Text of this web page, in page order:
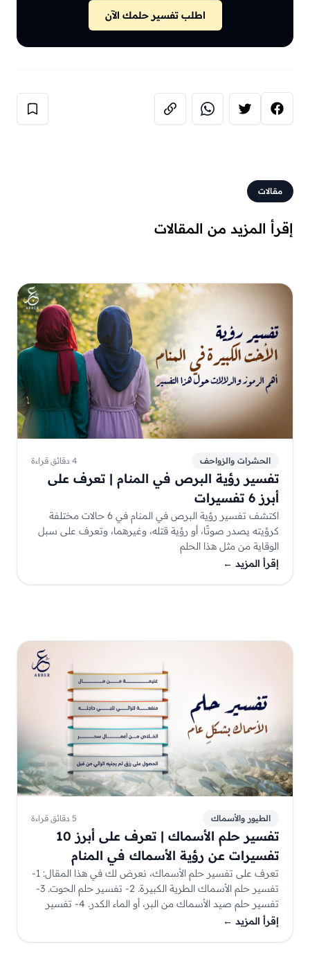
اطلب تفسير حلمك الآن
مقالات
إقرأ المزيد من المقالات
الحشرات والزواحف 4 دقائق قراءة
تفسير رؤية البرص في المنام | تعرف على
أبرز 6 تفسيرات
اكتشف تفسير رؤية البرص في المنام في 6 حالات مختلفة
كرؤيته يصدر صوتًا، أو رؤية قتله، وغيرهما، وتعرف على سبل
الوقاية من مثل هذا الحلم
إقرأ المزيد ←
الطيور والأسماك 5 دقائق قراءة
تفسير حلم الأسماك | تعرف على أبرز 10
تفسيرات عن رؤية الأسماك في المنام
تعرف على تفسير حلم الأسماك، نعرض لك في هذا المقال: 1-
تفسير حلم الأسماك الطرية الكبيرة. 2- تفسير حلم الحوت. 3-
تفسير حلم صيد الأسماك من البر، أو الماء الكدر. 4- تفسير
حلم السمك المشوي، والمقلي.
إقرأ المزيد ←